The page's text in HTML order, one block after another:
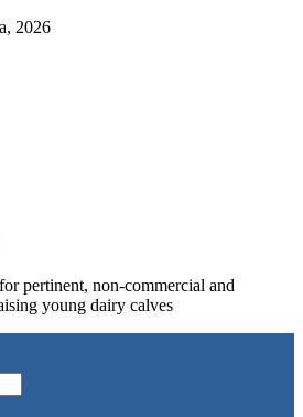
2026
pertinent, non-commercial and
young dairy calves